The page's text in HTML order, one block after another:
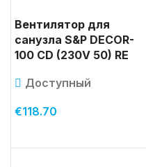
Вентилятор для
санузла S&P DECOR-
100 CD (230V 50) RE
Доступный
€118.70